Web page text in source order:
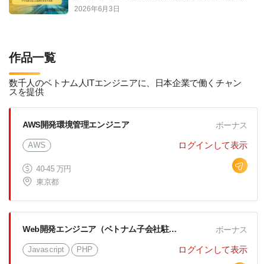
2026年6月3日
作品一覧
数千人のベトナム人ITエンジニアに、日本企業で働くチャン
スを提供
AWS開発環境管理エンジニア
AWS
40-45 万円
東京都
ボーナス
ログインして表示
Web開発エンジニア（ベトナム子会社駐在）
Javascript PHP
ボーナス
ログインして表示